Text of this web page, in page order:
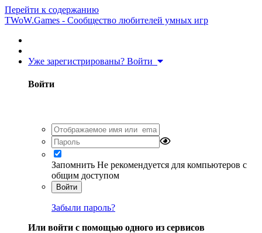
Перейти к содержанию
TWoW.Games - Сообщество любителей умных игр
Уже зарегистрированы? Войти
Войти
Запомнить Не рекомендуется для компьютеров с
общим доступом
Войти
Забыли пароль?
Или войти с помощью одного из сервисов